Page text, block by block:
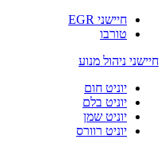
חיישני EGR
טורבו
חיישני ניהול מנוע
יוניט חום
יוניט בלם
יוניט שמן
יוניט רוורס